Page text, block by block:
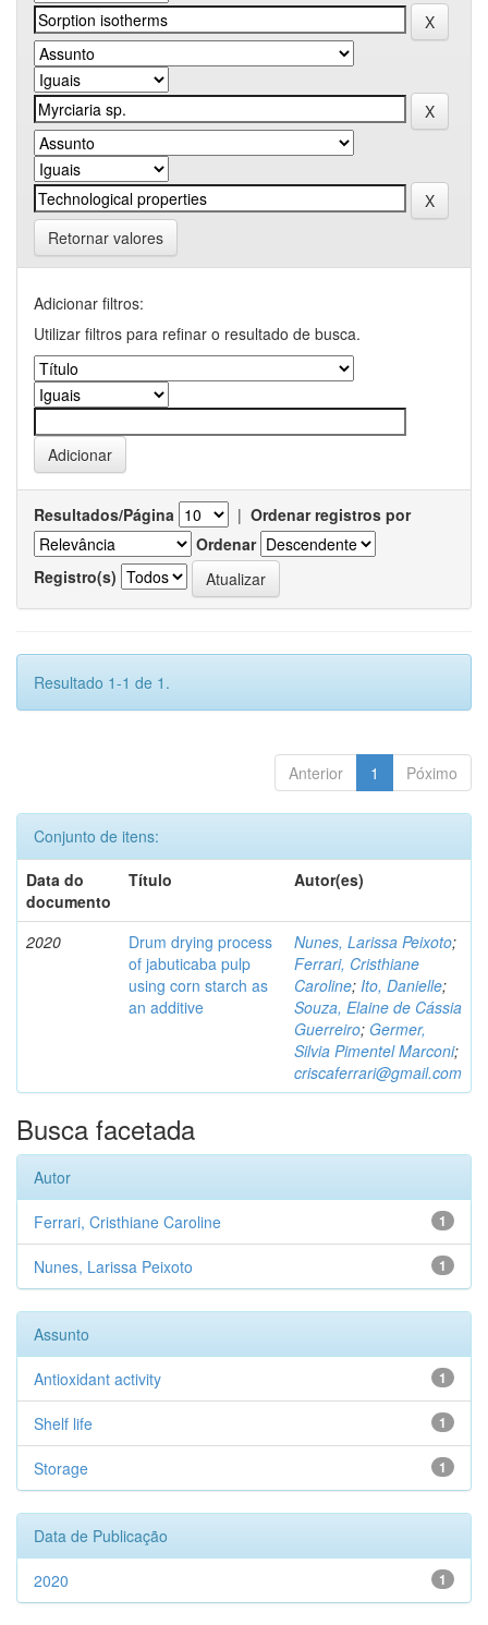
Retornar valores
Adicionar filtros:
Utilizar filtros para refinar o resultado de busca.
Resultados/Página | Ordenar registros por
Ordenar
Registro(s)
Resultado 1-1 de 1.
Anterior 1 Póximo
Conjunto de itens:
Data do
documento
Título Autor(es)
2020
Drum drying process
of jabuticaba pulp
using corn starch as
an additive
Nunes, Larissa Peixoto;
Ferrari, Cristhiane
Caroline; Ito, Danielle;
Souza, Elaine de Cássia
Guerreiro; Germer,
Silvia Pimentel Marconi;
criscaferrari@gmail.com
Busca facetada
Autor
1
Ferrari, Cristhiane Caroline
1
Nunes, Larissa Peixoto
Assunto
1
Antioxidant activity
1
Shelf life
1
Storage
Data de Publicação
1
2020